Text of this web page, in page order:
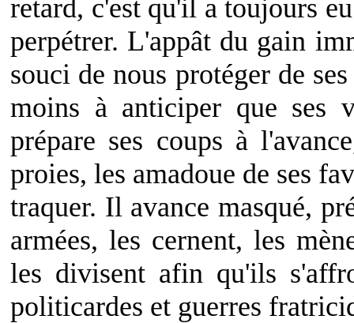
retard, c'est qu'il a toujours
perpétrer. L'appât du gain
souci de nous protéger de
moins à anticiper que ses
prépare ses coups à
proies, les amadoue de ses
traquer. Il avance masqué,
armées, les cernent, les
les divisent afin qu'ils
politicardes et guerres